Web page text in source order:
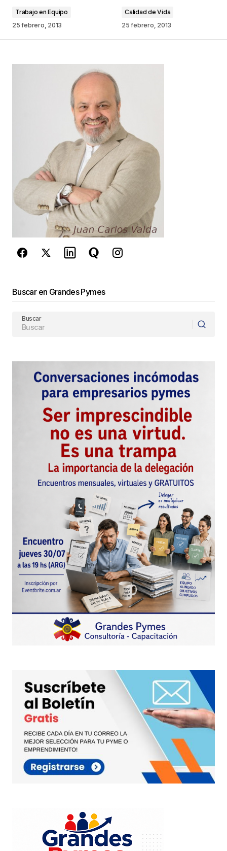
Comentario
*
Guarda mi nombre, correo electrónico y web en
este navegador para la próxima vez que
comente.
Este sitio esta protegido por
reCAPTCHA y la Política de
privacidad y los Términos del servicio
de Googlese aplican.
Trabajo en Equipo
25 febrero, 2013
Calidad de Vida
25 febrero, 2013
Buscar en Grandes Pymes
Buscar